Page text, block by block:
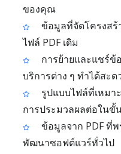
ของคุณ
ข้อมูลที่จัดโครงสร้
ไฟล์ PDF เดิม
การย้ายและแชร์ข้
บริการต่าง ๆ ทำได้สะ
รูปแบบไฟล์ที่เหมา
การประมวลผลต่อในขั้
ข้อมูลจาก PDF ที่
พัฒนาซอฟต์แวร์ทั่วไป